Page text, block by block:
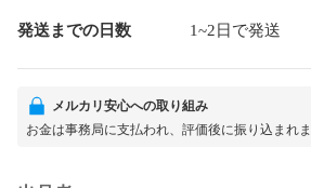
発送までの日数 1~2日で発送
メルカリ安心への取り組み
お金は事務局に支払われ、評価後に振り込まれ